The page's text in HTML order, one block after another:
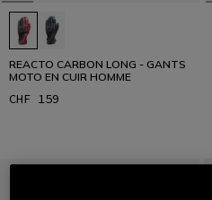
REACTO CARBON LONG - GANTS
MOTO EN CUIR HOMME
CHF 159